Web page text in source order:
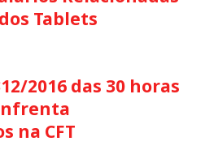
Tablets
2016 das 30 horas
na CFT